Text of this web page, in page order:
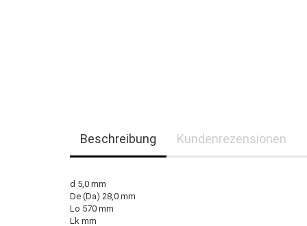
Beschreibung Kundenrezensionen
d 5,0 mm
De (Da) 28,0 mm
Lo 570 mm
Lk mm